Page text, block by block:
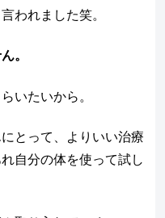
われました笑。
。
いたいから。
とって、よりいい治療
自分の体を使って試し